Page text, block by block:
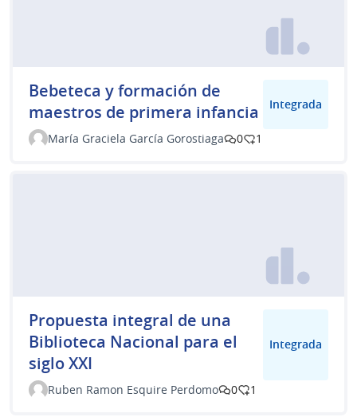
Bebeteca y formación de
maestros de primera infancia
Integrada
María Graciela García Gorostiaga 0 1
Propuesta integral de una
Biblioteca Nacional para el
siglo XXI
Integrada
Ruben Ramon Esquire Perdomo 0 1